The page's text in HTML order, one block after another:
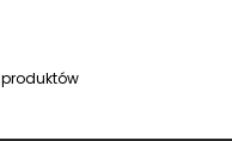
produktów